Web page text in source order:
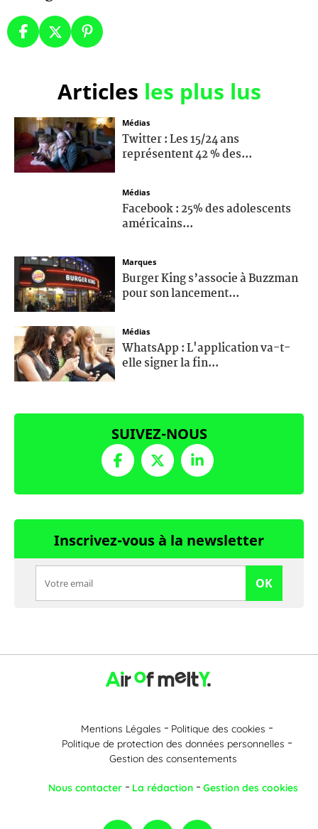
Articles les plus lus
Médias
Twitter : Les 15/24 ans
représentent 42 % des...
Médias
Facebook : 25% des adolescents
américains...
Marques
Burger King s’associe à Buzzman
pour son lancement...
Médias
WhatsApp : L'application va-t-
elle signer la fin...
SUIVEZ-NOUS
Inscrivez-vous à la newsletter
OK
Mentions Légales
Politique des cookies
Politique de protection des données personnelles
Gestion des consentements
Nous contacter La rédaction Gestion des cookies